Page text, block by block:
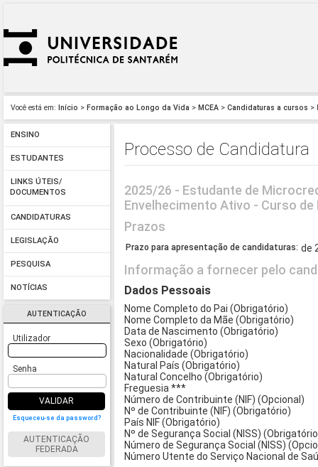
Você está em: Início > Formação ao Longo da Vida > MCEA > Candidaturas a cursos >
ENSINO
ESTUDANTES
LINKS ÚTEIS/
DOCUMENTOS
CANDIDATURAS
LEGISLAÇÃO
PESQUISA
NOTÍCIAS
AUTENTICAÇÃO
Utilizador
Senha
VALIDAR
Esqueceu-se da password?
AUTENTICAÇÃO
FEDERADA
Processo de Candidatura
2025/26 - Estudante de
Envelhecimento Ativo - Curso
Prazos
Prazo para apresentação de candidaturas: de
Informação a fornecer pelo
Dados Pessoais
Nome Completo do Pai (Obrigatório)
Nome Completo da Mãe (Obrigatório)
Data de Nascimento (Obrigatório)
Sexo (Obrigatório)
Nacionalidade (Obrigatório)
Natural País (Obrigatório)
Natural Concelho (Obrigatório)
Freguesia ***
Número de Contribuinte (NIF) (Opcional)
Nº de Contribuinte (NIF) (Obrigatório)
País NIF (Obrigatório)
Nº de Segurança Social (NISS)
Número de Segurança Social (NISS)
Número Utente do Serviço Nacional de